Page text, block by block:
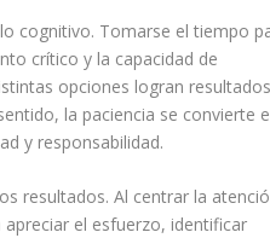
cognitivo. Tomarse el tiempo
crítico y la capacidad de
opciones logran resultados
la paciencia se convierte
y responsabilidad.
resultados. Al centrar la
el esfuerzo, identificar